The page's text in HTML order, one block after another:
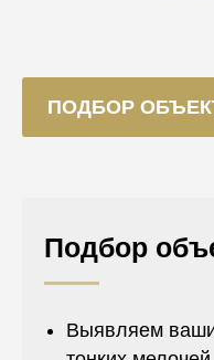
ПОДБОР
Подбор
Выявляем